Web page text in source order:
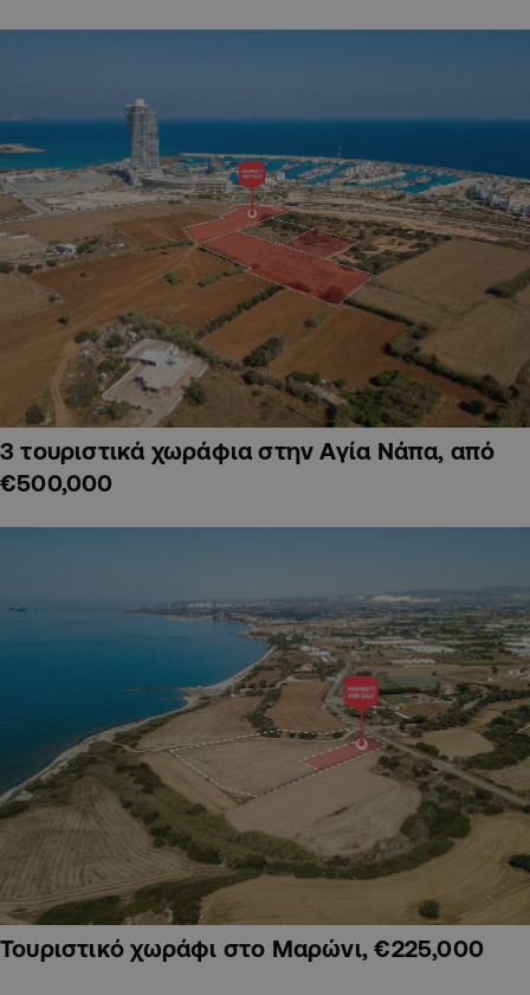
3 τουριστικά χωράφια στην Αγία Νάπα, από
€500,000
Τουριστικό χωράφι στο Μαρώνι, €225,000